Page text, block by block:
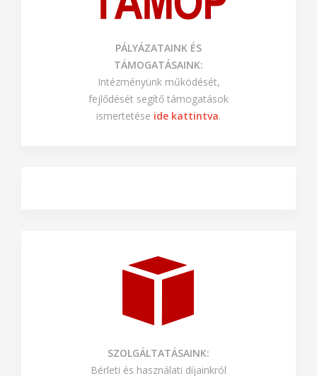
PÁLYÁZATAINK ÉS
TÁMOGATÁSAINK:
Intézményünk működését,
fejlődését segítő támogatások
ismertetése ide kattintva.
SZOLGÁLTATÁSAINK:
Bérleti és használati díjainkról